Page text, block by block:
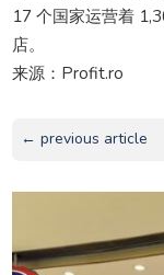
17 个国家运营着
店。
来源：Profit.ro
← previous article